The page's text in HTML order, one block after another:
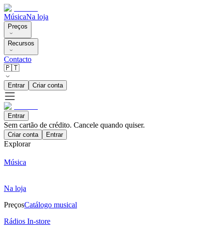
MúsicaNa loja
Preços
Recursos
Contacto
🇵🇹
Entrar Criar conta
Entrar
Sem cartão de crédito. Cancele quando quiser.
Criar conta Entrar
Explorar
Música
Na loja
PreçosCatálogo musical
Rádios In-store